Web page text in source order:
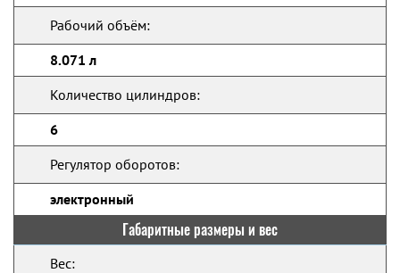
Рабочий объём:
8.071 л
Количество цилиндров:
6
Регулятор оборотов:
электронный
Габаритные размеры и вес
Вес: